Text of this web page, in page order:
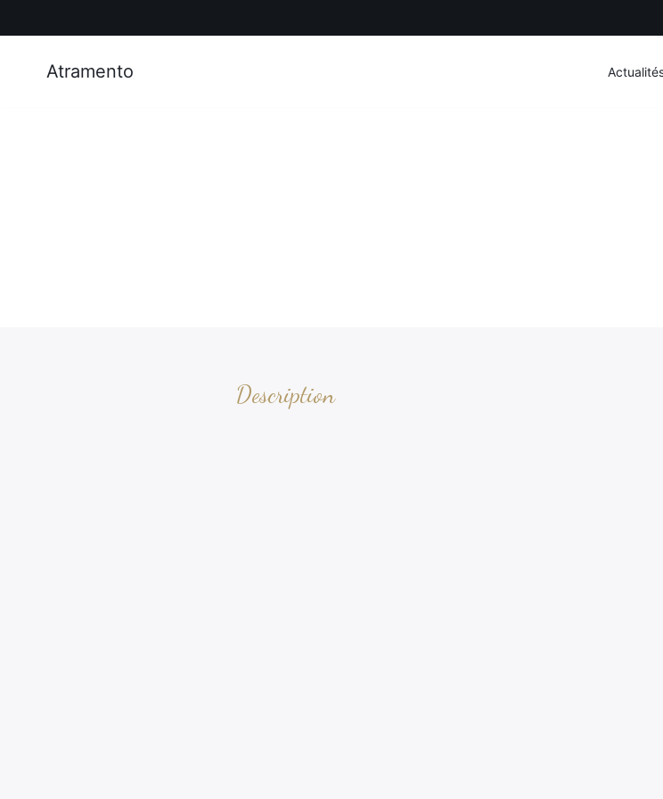
Description
Atramento